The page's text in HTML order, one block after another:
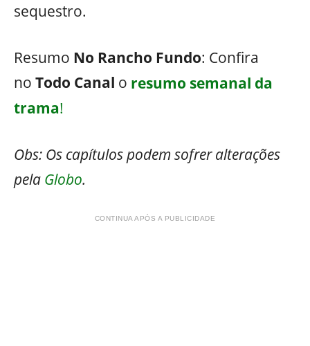
sequestro.
Resumo No Rancho Fundo: Confira
no Todo Canal o resumo semanal da
trama!
Obs: Os capítulos podem sofrer alterações
pela Globo.
CONTINUA APÓS A PUBLICIDADE